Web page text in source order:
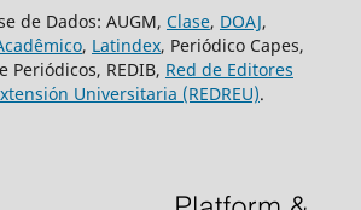
de Dados: AUGM, Clase, DOAJ,
, Latindex, Periódico Capes,
Periódicos, REDIB, Red de Editores
Universitaria (REDREU).